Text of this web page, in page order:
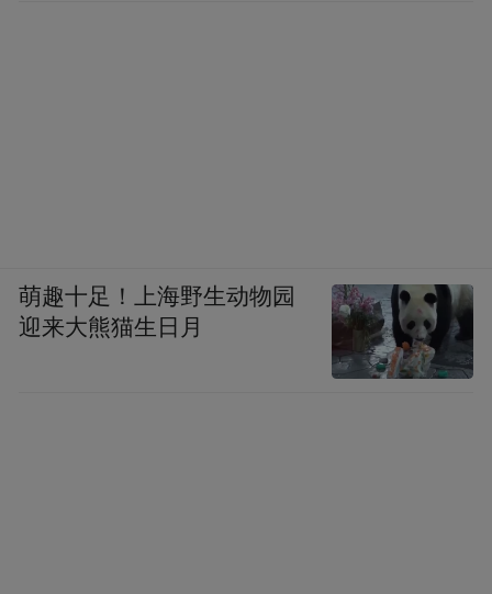
萌趣十足！上海野生动物园
迎来大熊猫生日月